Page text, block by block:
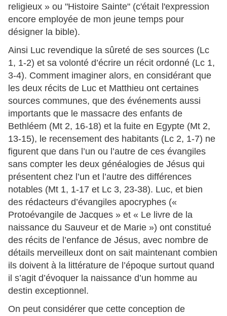
religieux » ou "Histoire Sainte" (c'était l'expression
encore employée de mon jeune temps pour
désigner la bible).
Ainsi Luc revendique la sûreté de ses sources (Lc
1, 1-2) et sa volonté d’écrire un récit ordonné (Lc 1,
3-4). Comment imaginer alors, en considérant que
les deux récits de Luc et Matthieu ont certaines
sources communes, que des événements aussi
importants que le massacre des enfants de
Bethléem (Mt 2, 16-18) et la fuite en Egypte (Mt 2,
13-15), le recensement des habitants (Lc 2, 1-7) ne
figurent que dans l’un ou l’autre de ces évangiles
sans compter les deux généalogies de Jésus qui
présentent chez l’un et l’autre des différences
notables (Mt 1, 1-17 et Lc 3, 23-38). Luc, et bien
des rédacteurs d’évangiles apocryphes («
Protoévangile de Jacques » et « Le livre de la
naissance du Sauveur et de Marie ») ont constitué
des récits de l’enfance de Jésus, avec nombre de
détails merveilleux dont on sait maintenant combien
ils doivent à la littérature de l’époque surtout quand
il s’agit d’évoquer la naissance d’un homme au
destin exceptionnel.
On peut considérer que cette conception de